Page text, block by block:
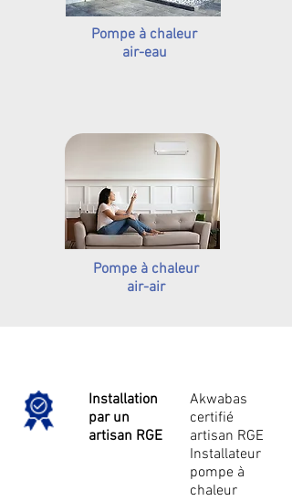
Pompe à chaleur
air-eau
Pompe à chaleur
air-air
Installation
par un
artisan RGE
Akwabas
certifié
artisan RGE
Installateur
pompe à
chaleur